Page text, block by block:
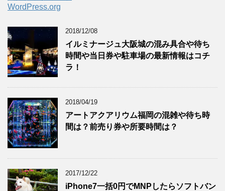
WordPress.org
2018/12/08
イルミナージュ大阪城の混み具合や待ち
時間や当日券や駐車場の最新情報はコチ
ラ！
2018/04/19
アートアクアリウム福岡の混雑や待ち時
間は？前売り券や所要時間は？
2017/12/22
iPhone7一括0円でMNPしたらソフトバン